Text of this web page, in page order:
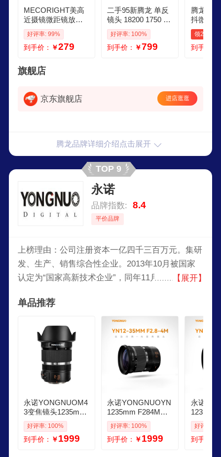
MECORIGHT美高
近摄镜微距镜放大
滤镜1 2 4 8倍拍花
鸟鱼虫适用佳能尼
康索尼富士适马腾
镜头 高清微距近摄
镜1248倍四片 82m
好评率: 99%
到手价： ￥279
二手95新腾龙 单反
镜头 18200 1750 28
300 90微距 AF7030
0mm f456 LD 微距
宾得卡口 PK卡口
好评率: 100%
到手价： ￥799
腾龙
抖微距
虫花草
反镜头
P90mm
领240元
到手价：
旗舰店
京东旗舰店 进店逛逛
腾龙品牌详细介绍点击展开
TOP 9
永诺
品牌指数: 8.4
平价品牌
上榜理由：公司注册资本一亿四千三百万元。集研
发、生产、销售综合性企业。2013年10月被国家
认定为“国家高新技术企业”，同年11月被深圳市政
光灯系列、引闪器系列、快门线系列、LED摄影
灯、镜头等七个系列共40余款产品。公司已研发制
造出单反自动对焦相机镜头，上市产品有
50MM/F1.8、35mm/f2.0、85mm/F1.8、
100mm/F2.0多款自动对焦镜头。
【展开】
单品推荐
永诺YONGNUOM4
3变焦镜头1235mm
等效2470自动对焦
镜头带微距 松下43
卡口
好评率: 100%
到手价： ￥1999
永诺YONGNUOYN
1235mm F284M自
动对焦变焦M43卡
口镜头带微距功能
好评率: 100%
到手价： ￥1999
永诺
动对焦
口镜头
好评率:
到手价：